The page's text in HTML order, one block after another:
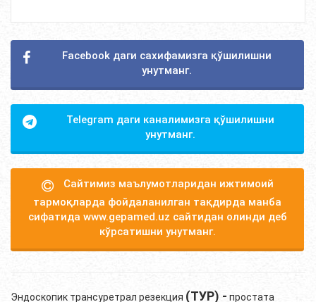
Facebook даги сахифамизга қўшилишни
унутманг.
Telegram даги каналимизга қўшилишни
унутманг.
Сайтимиз маълумотларидан ижтимоий
тармоқларда фойдаланилган тақдирда манба
сифатида www.gepamed.uz сайтидан олинди деб
кўрсатишни унутманг.
Эндоскопик трансуретрал резекция (ТУР) - простата